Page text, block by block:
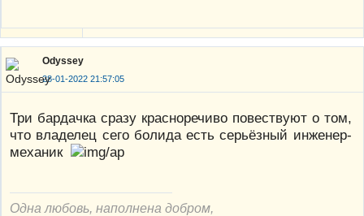
Odyssey
28-01-2022 21:57:05
Три бардачка сразу красноречиво повествуют о том,
что владелец сего болида есть серьёзный инженер-
механик
Одна любовь, наполнена добром,